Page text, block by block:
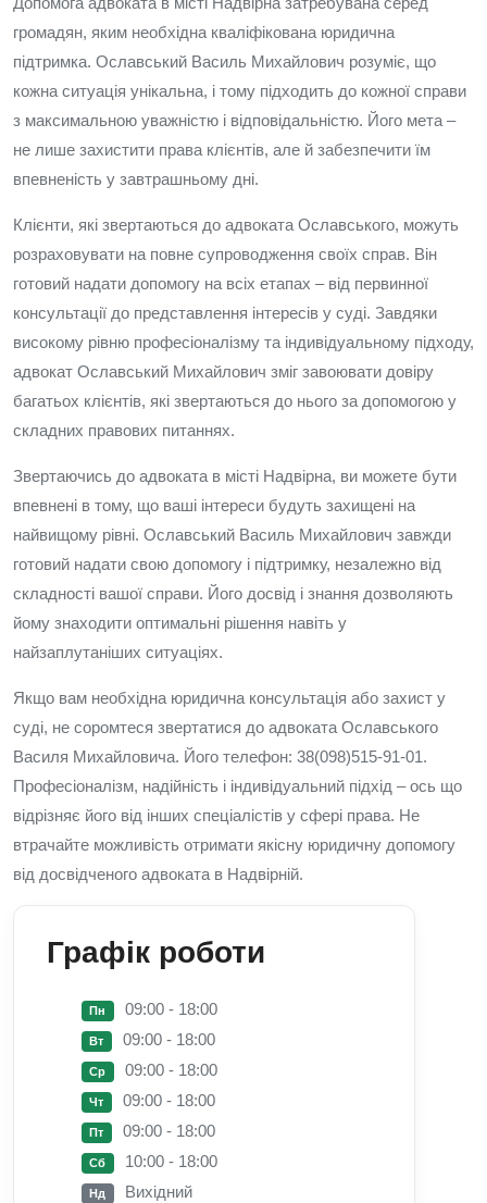
громадян, яким необхідна кваліфікована юридична
підтримка. Ославський Василь Михайлович розуміє, що
кожна ситуація унікальна, і тому підходить до кожної справи
з максимальною уважністю і відповідальністю. Його мета –
не лише захистити права клієнтів, але й забезпечити їм
впевненість у завтрашньому дні.
Клієнти, які звертаються до адвоката Ославського, можуть
розраховувати на повне супроводження своїх справ. Він
готовий надати допомогу на всіх етапах – від первинної
консультації до представлення інтересів у суді. Завдяки
високому рівню професіоналізму та індивідуальному підходу,
адвокат Ославський Михайлович зміг завоювати довіру
багатьох клієнтів, які звертаються до нього за допомогою у
складних правових питаннях.
Звертаючись до адвоката в місті Надвірна, ви можете бути
впевнені в тому, що ваші інтереси будуть захищені на
найвищому рівні. Ославський Василь Михайлович завжди
готовий надати свою допомогу і підтримку, незалежно від
складності вашої справи. Його досвід і знання дозволяють
йому знаходити оптимальні рішення навіть у
найзаплутаніших ситуаціях.
Якщо вам необхідна юридична консультація або захист у
суді, не соромтеся звертатися до адвоката Ославського
Василя Михайловича. Його телефон: 38(098)515-91-01.
Професіоналізм, надійність і індивідуальний підхід – ось що
відрізняє його від інших спеціалістів у сфері права. Не
втрачайте можливість отримати якісну юридичну допомогу
від досвідченого адвоката в Надвірній.
Графік роботи
Пн 09:00 - 18:00
Вт 09:00 - 18:00
Ср 09:00 - 18:00
Чт 09:00 - 18:00
Пт 09:00 - 18:00
Сб 10:00 - 18:00
Нд Вихідний